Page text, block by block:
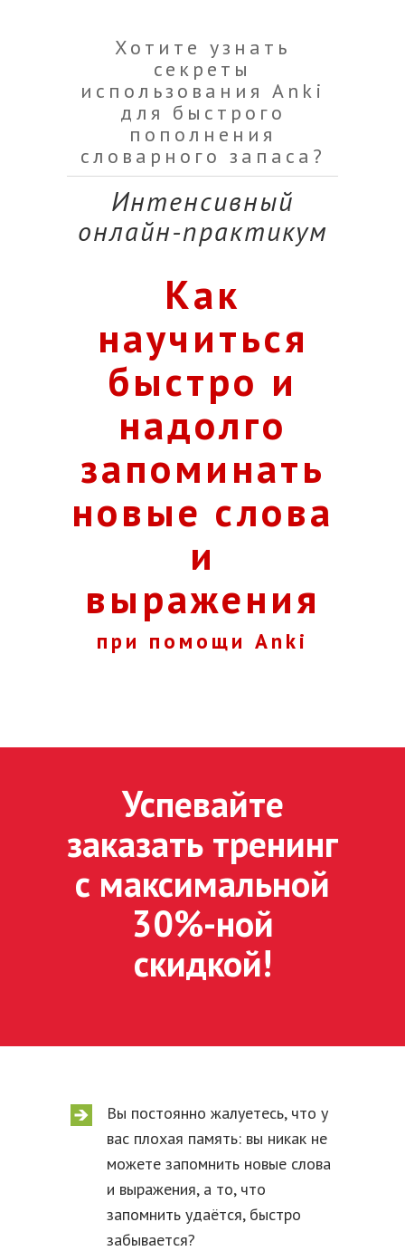
Хотите узнать
секреты
использования Anki
для быстрого
пополнения
словарного запаса?
Интенсивный
онлайн-практикум
Как
научиться
быстро и
надолго
запоминать
новые слова
и
выражения
при помощи Anki
Успевайте
заказать тренинг
с максимальной
30%-ной
скидкой!
Вы постоянно жалуетесь, что у
вас плохая память: вы никак не
можете запомнить новые слова
и выражения, а то, что
запомнить удаётся, быстро
забывается?